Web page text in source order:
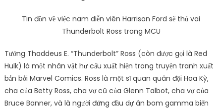
Tin đồn về việc nam diễn viên Harrison Ford sẽ thủ vai
Thunderbolt Ross trong MCU
Tướng Thaddeus E. “Thunderbolt” Ross (còn được gọi là Red
Hulk) là một nhân vật hư cấu xuất hiện trong truyện tranh xuất
bản bởi Marvel Comics. Ross là một sĩ quan quân đội Hoa Kỳ,
cha của Betty Ross, cha vợ cũ của Glenn Talbot, cha vợ của
Bruce Banner, và là người đứng đầu dự án bom gamma biến